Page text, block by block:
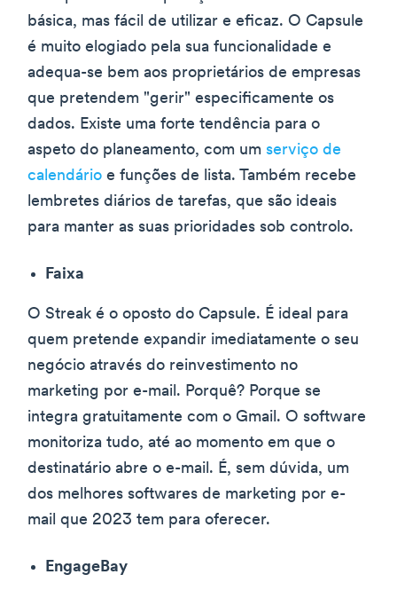
básica, mas fácil de utilizar e eficaz. O Capsule
é muito elogiado pela sua funcionalidade e
adequa-se bem aos proprietários de empresas
que pretendem "gerir" especificamente os
dados. Existe uma forte tendência para o
aspeto do planeamento, com um serviço de
calendário e funções de lista. Também recebe
lembretes diários de tarefas, que são ideais
para manter as suas prioridades sob controlo.
Faixa
O Streak é o oposto do Capsule. É ideal para
quem pretende expandir imediatamente o seu
negócio através do reinvestimento no
marketing por e-mail. Porquê? Porque se
integra gratuitamente com o Gmail. O software
monitoriza tudo, até ao momento em que o
destinatário abre o e-mail. É, sem dúvida, um
dos melhores softwares de marketing por e-
mail que 2023 tem para oferecer.
EngageBay